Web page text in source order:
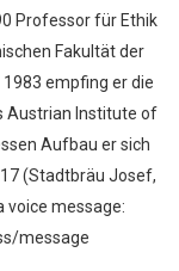
Professor für Ethik
Fakultät der
empfing er die
Austrian Institute of
Aufbau er sich
(Stadtbräu Josef,
voice message:
message